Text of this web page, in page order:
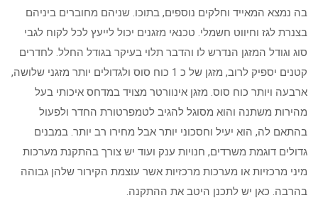
בה נמצא המאייד וחלקים נוספים, בתוכו. שניהם מחוברים ביניהם
בצנרת לגז וחיווט חשמלי. טכנאי מזגנים יכול לייעץ לכל לקוח לגבי
סוג וגודל המזגן הנדרש לו והדבר תלוי בעיקר בגודל החלל. לחדרים
קטנים יספיק לרוב, מזגן של כ 1 כוח סוס ולגדולים יותר מזגני שלושה,
ארבעה ויותר כוח סוס. מזגן אינוורטר מצויד במדחס איכותי בעל
מהירות משתנה והוא מסוגל להגיב לטמפרטורת החדר ולפעול
בהתאם לה, הוא יעיל וחסכוני יותר אבל מחירו רב יותר. במבנים
גדולים דוגמת משרדים, חנויות ענק ועוד יש צורך בהתקנת מערכות
מיני מרכזיות או מערכות מרכזיות אשר עוצמת הקירור שלהן גבוהה
בהרבה. כאן יש לתכנן היטב את ההתקנה.